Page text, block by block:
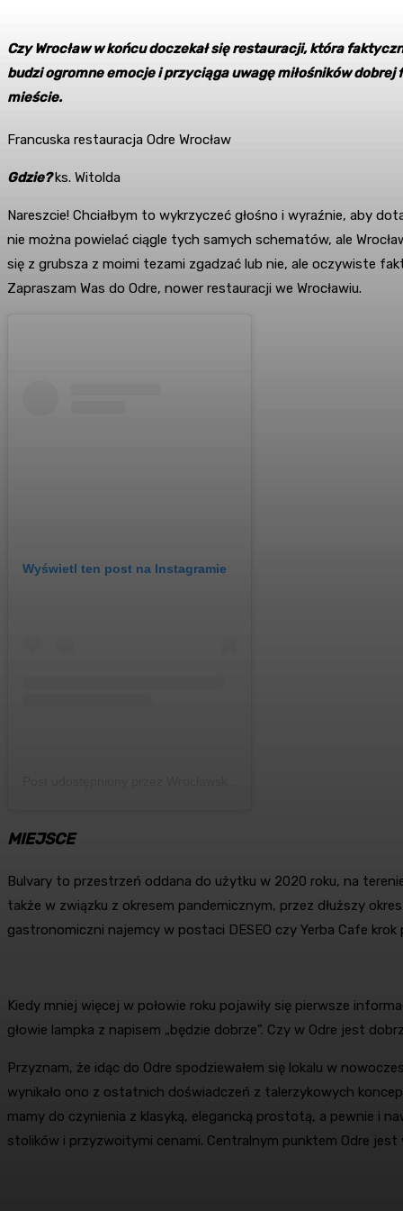
Czy Wrocław w końcu doczekał się restauracji, która
budzi ogromne emocje i przyciąga uwagę miłośników
mieście.
Francuska restauracja Odre Wrocław
Gdzie?ks. Witolda
Nareszcie! Chciałbym to wykrzyczeć głośno i wyraźnie, aby
nie można powielać ciągle tych samych schematów, ale
się z grubsza z moimi tezami zgadzać lub nie, ale oczywiste
Zapraszam Was do Odre, nower restauracji we Wrocławiu.
Wyświetl ten post na Instagramie
MIEJSCE
Bulvary to przestrzeń oddana do użytku w 2020 roku, na
także w związku z okresem pandemicznym, przez dłuższy
gastronomiczni najemcy w postaci DESEO czy Yerba Cafe
Kiedy mniej więcej w połowie roku pojawiły się pierwsze
głowie lampka z napisem „będzie dobrze”. Czy w Odre jest
Przyznam, że idąc do Odre spodziewałem się lokalu w
wynikało ono z ostatnich doświadczeń z talerzykowych
mamy do czynienia z klasyką, elegancką prostotą, a pewnie i
stolików i przyzwoitymi cenami. Centralnym punktem Odre